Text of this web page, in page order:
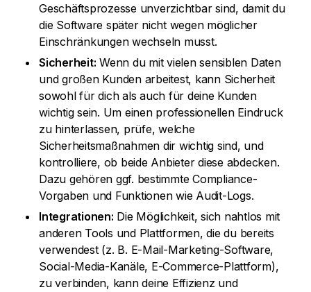
Geschäftsprozesse unverzichtbar sind, damit du
die Software später nicht wegen möglicher
Einschränkungen wechseln musst.
Sicherheit: Wenn du mit vielen sensiblen Daten
und großen Kunden arbeitest, kann Sicherheit
sowohl für dich als auch für deine Kunden
wichtig sein. Um einen professionellen Eindruck
zu hinterlassen, prüfe, welche
Sicherheitsmaßnahmen dir wichtig sind, und
kontrolliere, ob beide Anbieter diese abdecken.
Dazu gehören ggf. bestimmte Compliance-
Vorgaben und Funktionen wie Audit-Logs.
Integrationen: Die Möglichkeit, sich nahtlos mit
anderen Tools und Plattformen, die du bereits
verwendest (z. B. E-Mail-Marketing-Software,
Social-Media-Kanäle, E-Commerce-Plattform),
zu verbinden, kann deine Effizienz und